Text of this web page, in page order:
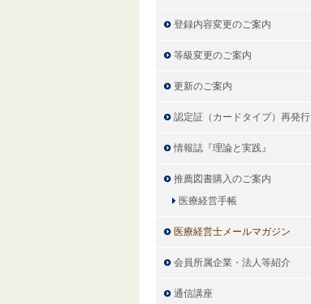
登録内容変更のご案内
等級変更のご案内
更新のご案内
認定証（カードタイプ）再発行
情報誌『理論と実践』
推薦図書購入のご案内
医療経営手帳
医療経営士メールマガジン
会員所属企業・法人等紹介
通信講座